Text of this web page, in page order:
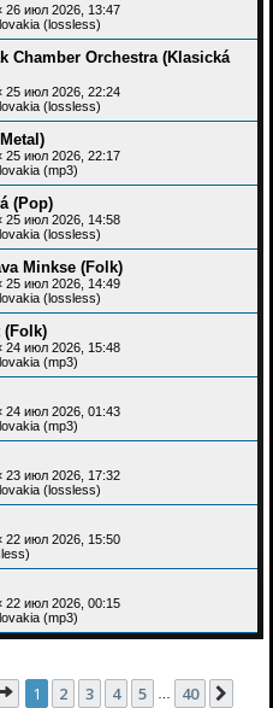
26 июл 2026, 13:47
(lossless)
Chamber Orchestra (Klasická
25 июл 2026, 22:24
(lossless)
25 июл 2026, 22:17
(mp3)
(Pop)
25 июл 2026, 14:58
(lossless)
Minkse (Folk)
25 июл 2026, 14:49
(lossless)
(Folk)
24 июл 2026, 15:48
(mp3)
24 июл 2026, 01:43
(mp3)
23 июл 2026, 17:32
(lossless)
22 июл 2026, 15:50
22 июл 2026, 00:15
(mp3)
Страница из 40
1 2 3 4 5 40